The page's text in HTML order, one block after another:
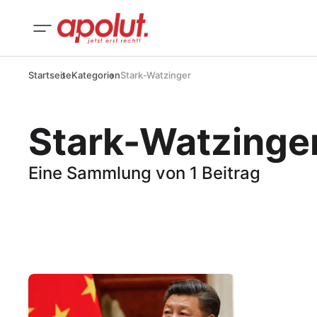
StartseiteKategorienStark-Watzinger
Stark-
Eine Sammlung von 1 Beitrag